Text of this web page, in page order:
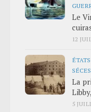
Le
12
La
5